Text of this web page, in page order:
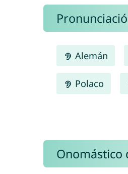
Alemán
Polaco
Onomástico